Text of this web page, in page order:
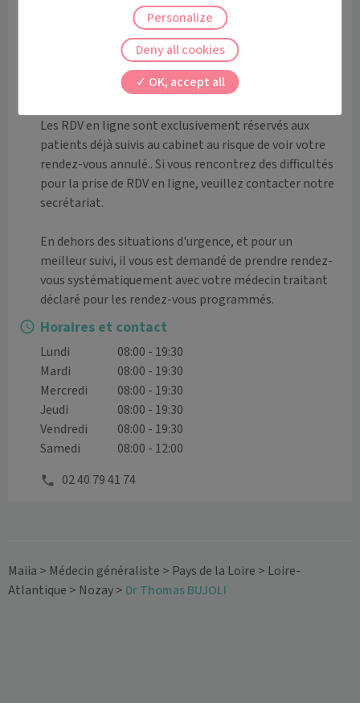
Maiia vous permet de prendre un rendez-vous
programmé. Si vous souhaitez un Rendez-Vous avec un
délai de moins de 15 jours, ou en cas d'urgence, ou si
aucun créneau ne correspond, vous pouvez appeler le
Les RDV en ligne sont exclusivement réservés aux
patients déjà suivis au cabinet au risque de voir votre
rendez-vous annulé.. Si vous rencontrez des difficultés
pour la prise de RDV en ligne, veuillez contacter notre
secrétariat.
En dehors des situations d'urgence, et pour un
meilleur suivi, il vous est demandé de prendre rendez-
vous systématiquement avec votre médecin traitant
déclaré pour les rendez-vous programmés.
Horaires et contact
Lundi
08:00 - 19:30
Mardi
08:00 - 19:30
Mercredi
08:00 - 19:30
Jeudi
08:00 - 19:30
Vendredi
08:00 - 19:30
Samedi
08:00 - 12:00
02 40 79 41 74
Maiia > Médecin généraliste > Pays de la Loire > Loire-
Atlantique > Nozay> Dr Thomas BUJOLI
OK, accept all
Deny all cookies
Personalize